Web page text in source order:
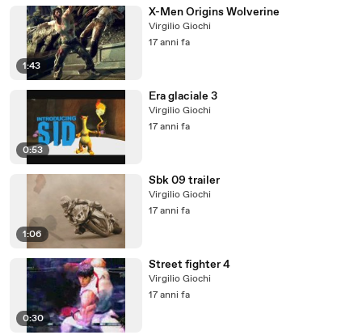
1:43
X-Men Origins Wolverine
Virgilio Giochi
17 anni fa
0:53
Era glaciale 3
Virgilio Giochi
17 anni fa
1:06
Sbk 09 trailer
Virgilio Giochi
17 anni fa
0:30
Street fighter 4
Virgilio Giochi
17 anni fa